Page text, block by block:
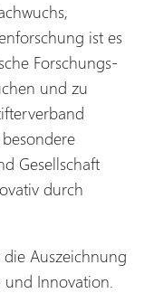
ist es
Forschungs-
und zu
Gesellschaft
durch
die Auszeichnung
Innovation.